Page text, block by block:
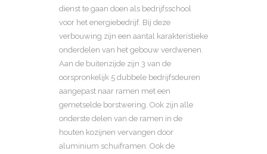
dienst te gaan doen als bedrijfsschool
voor het energiebedrijf. Bij deze
verbouwing zijn een aantal karakteristieke
onderdelen van het gebouw verdwenen.
Aan de buitenzijde zijn 3 van de
oorspronkelijk 5 dubbele bedrijfsdeuren
aangepast naar ramen met een
gemetselde borstwering. Ook zijn alle
onderste delen van de ramen in de
houten kozijnen vervangen door
aluminium schuiframen. Ook de